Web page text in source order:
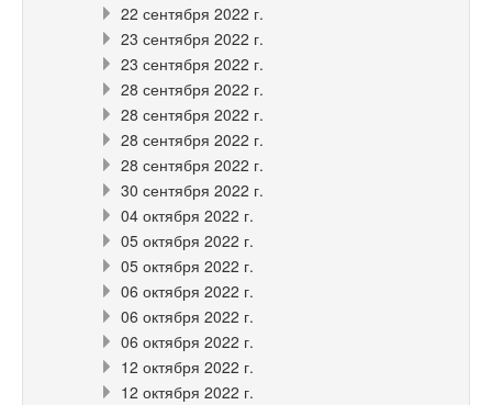
22 сентября 2022 г.
23 сентября 2022 г.
23 сентября 2022 г.
28 сентября 2022 г.
28 сентября 2022 г.
28 сентября 2022 г.
28 сентября 2022 г.
30 сентября 2022 г.
04 октября 2022 г.
05 октября 2022 г.
05 октября 2022 г.
06 октября 2022 г.
06 октября 2022 г.
06 октября 2022 г.
12 октября 2022 г.
12 октября 2022 г.